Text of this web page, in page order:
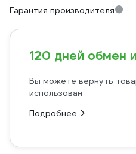
Гарантия производителя
120 дней обмен
Вы можете вернуть
использован
Подробнее